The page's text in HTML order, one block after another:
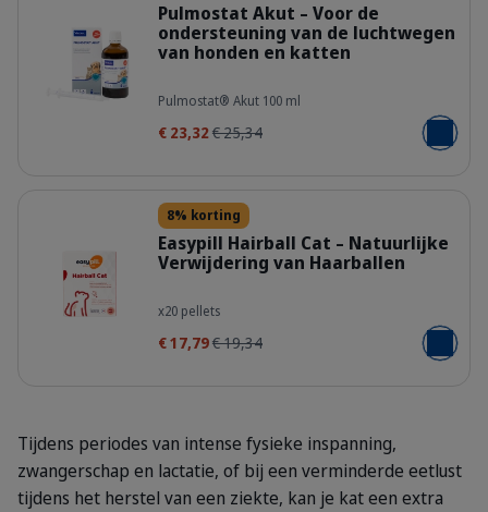
Pulmostat Akut – Voor de
ondersteuning van de luchtwegen
van honden en katten
Pulmostat® Akut 100 ml
€ 23,32€ 25,34 Voeg
8% korting
Easypill Hairball Cat – Natuurlijke
Verwijdering van Haarballen
x20 pellets
€ 17,79€ 19,34 Voeg
Tijdens periodes van intense fysieke inspanning,
zwangerschap en lactatie, of bij een verminderde eetlust
tijdens het herstel van een ziekte, kan je kat een extra